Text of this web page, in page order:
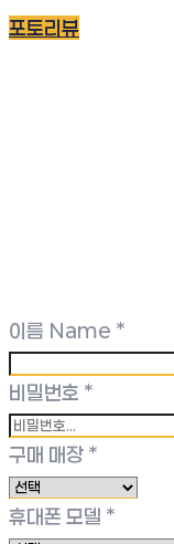
포토리뷰
이름 Name *
비밀번호 *
구매 매장 *
휴대폰 모델 *